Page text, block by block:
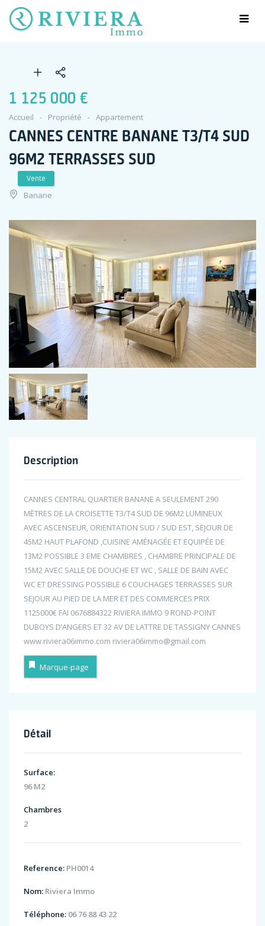
1 125 000 €
Accueil Propriété Appartement
CANNES CENTRE BANANE T3/T4 SUD
96M2 TERRASSES SUD
Vente
Banane
Description
CANNES CENTRAL QUARTIER BANANE A SEULEMENT 290
MÈTRES DE LA CROISETTE T3/T4 SUD DE 96M2 LUMINEUX
AVEC ASCENSEUR, ORIENTATION SUD / SUD EST, SEJOUR DE
45M2 HAUT PLAFOND ,CUISINE AMÉNAGÉE ET EQUIPÉE DE
13M2 POSSIBLE 3 EME CHAMBRES , CHAMBRE PRINCIPALE DE
15M2 AVEC SALLE DE DOUCHE ET WC , SALLE DE BAIN AVEC
WC ET DRESSING POSSIBLE 6 COUCHAGES TERRASSES SUR
SEJOUR AU PIED DE LA MER ET DES COMMERCES PRIX
1125000€ FAI 0676884322 RIVIERA IMMO 9 ROND-POINT
DUBOYS D’ANGERS ET 32 AV DE LATTRE DE TASSIGNY CANNES
www.riviera06immo.com riviera06immo@gmail.com
Marque-page
Détail
Surface:
96 M2
Chambres
2
Reference: PH0014
Nom: Riviera Immo
Téléphone: 06 76 88 43 22